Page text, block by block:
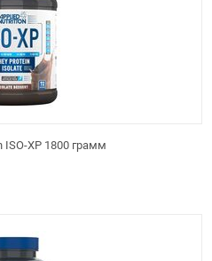
ISO-XP 1800 грамм